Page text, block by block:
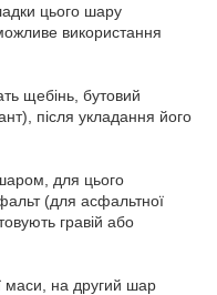
цього шару
використання
щебінь, бутовий
після укладання його
для цього
(для асфальтної
гравій або
маси, на другий шар